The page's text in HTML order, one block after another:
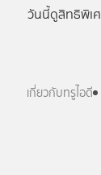
วันนี้ดูสิทธิพิเ
เกี่ยวกับทรูไอดี